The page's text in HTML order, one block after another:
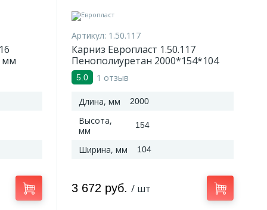
мм
Артикул: 1.50.117
Карниз Европласт 1.50.117
Пенополиуретан 2000*154*104
мм
5.0 1 отзыв
Длина, мм 2000
Высота,
мм
154
Ширина, мм 104
3 672 руб. / шт